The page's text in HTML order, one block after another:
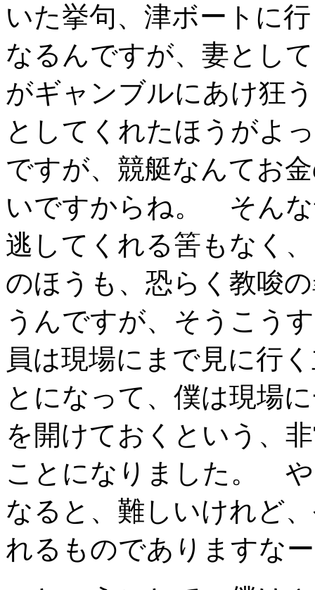
いた挙句、津ボートに
なるんですが、妻とし
がギャンブルにあけ狂
としてくれたほうがよ
ですが、競艇なんてお
いですからね。 そんな
逃してくれる筈もなく
のほうも、恐らく教唆
うんですが、そうこう
員は現場にまで見に行
とになって、僕は現場
を開けておくという、
ことになりました。
なると、難しいけれど
れるものでありますな